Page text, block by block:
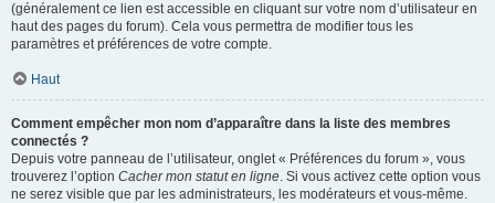
(généralement ce lien est accessible en cliquant sur votre nom d’utilisateur en
haut des pages du forum). Cela vous permettra de modifier tous les
paramètres et préférences de votre compte.
Haut
Comment empêcher mon nom d’apparaître dans la liste des membres
connectés ?
Depuis votre panneau de l’utilisateur, onglet « Préférences du forum », vous
trouverez l’option Cacher mon statut en ligne. Si vous activez cette option vous
ne serez visible que par les administrateurs, les modérateurs et vous-même.